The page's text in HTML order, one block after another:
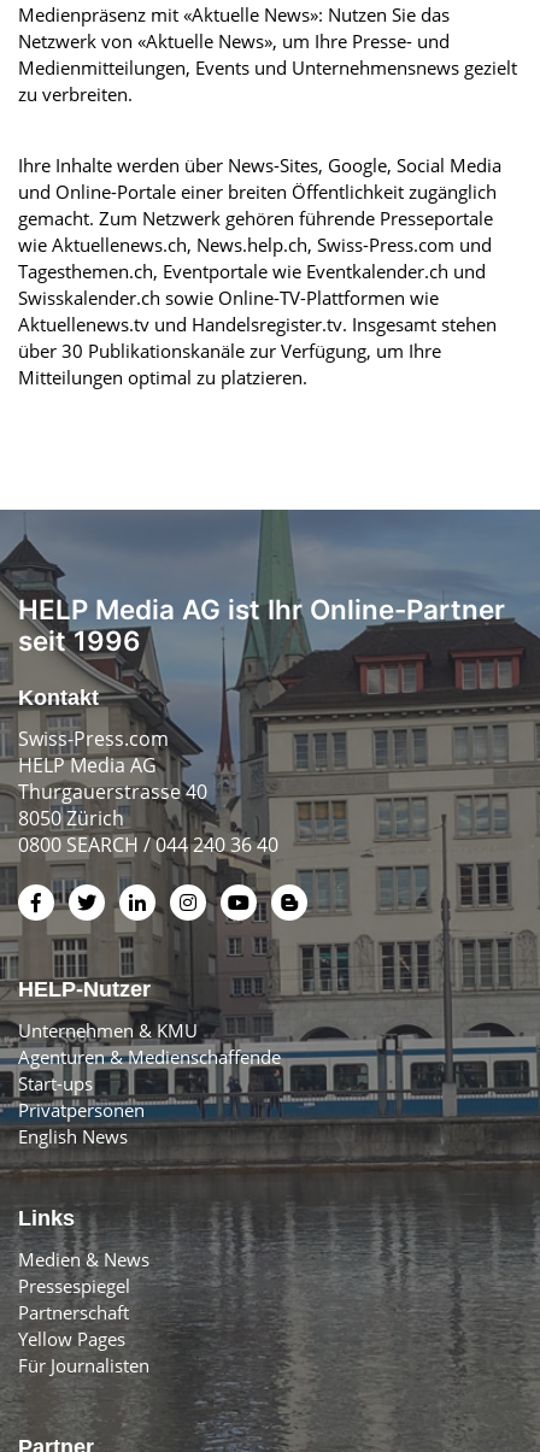
Medienpräsenz mit «Aktuelle News»: Nutzen Sie das
Netzwerk von «Aktuelle News», um Ihre Presse- und
Medienmitteilungen, Events und Unternehmensnews gezielt
zu verbreiten.
Ihre Inhalte werden über News-Sites, Google, Social Media
und Online-Portale einer breiten Öffentlichkeit zugänglich
gemacht. Zum Netzwerk gehören führende Presseportale
wie Aktuellenews.ch, News.help.ch, Swiss-Press.com und
Tagesthemen.ch, Eventportale wie Eventkalender.ch und
Swisskalender.ch sowie Online-TV-Plattformen wie
Aktuellenews.tv und Handelsregister.tv. Insgesamt stehen
über 30 Publikationskanäle zur Verfügung, um Ihre
Mitteilungen optimal zu platzieren.
HELP Media AG ist Ihr Online-Partner
seit 1996
Kontakt
Swiss-Press.com
HELP Media AG
Thurgauerstrasse 40
8050 Zürich
0800 SEARCH / 044 240 36 40
HELP-Nutzer
Unternehmen & KMU
Agenturen & Medienschaffende
Start-ups
Privatpersonen
English News
Links
Medien & News
Pressespiegel
Partnerschaft
Yellow Pages
Für Journalisten
Partner